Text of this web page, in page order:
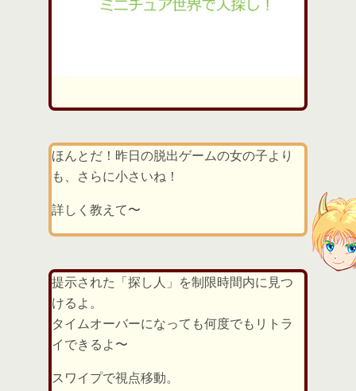
ほんとだ！昨日の脱出ゲームの女の子より
も、さらに小さいね！
詳しく教えて〜
提示された「探し人」を制限時間内に見つ
けるよ。
タイムオーバーになっても何度でもリトラ
イできるよ〜
スワイプで視点移動。